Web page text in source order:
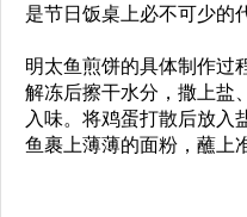
是节日饭桌上必不可少的
明太鱼煎饼的具体制作过
解冻后擦干水分，撒上盐
入味。将鸡蛋打散后放入
鱼裹上薄薄的面粉，蘸上